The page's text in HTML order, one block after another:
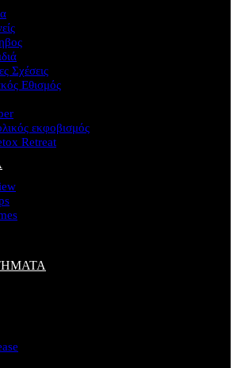
Σχέσεις
Εθισμός
εκφοβισμός
Retreat